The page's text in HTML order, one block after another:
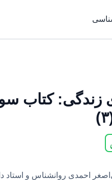
زندگی: کتاب
احمدی روانشناس و استاد